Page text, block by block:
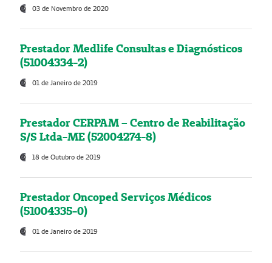
03 de Novembro de 2020
Prestador Medlife Consultas e Diagnósticos
(51004334-2)
01 de Janeiro de 2019
Prestador CERPAM – Centro de Reabilitação
S/S Ltda-ME (52004274-8)
18 de Outubro de 2019
Prestador Oncoped Serviços Médicos
(51004335-0)
01 de Janeiro de 2019